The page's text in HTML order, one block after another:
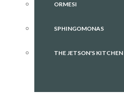
ORMESI
SPHINGOMONAS
THE JETSON'S KITCHEN